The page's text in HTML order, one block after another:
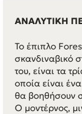
ΑΝΑΛΥΤΙΚΗ
Το έπιπλο
σκανδιναβικό
του, είναι τα
οποία είναι
θα βοηθήσουν
Ο μοντέρνος,